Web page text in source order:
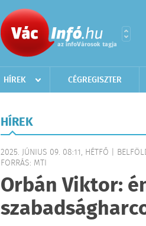
HÍREK CÉGREGISZTER
HÍREK
2025. JÚNIUS 09. 08:11, HÉTFŐ |
FORRÁS: MTI
Orbán Viktor: